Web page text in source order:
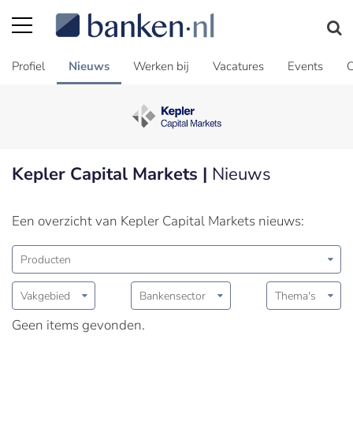
Profiel Nieuws Werken bij Vacatures Events
Kepler Capital Markets | Nieuws
Een overzicht van Kepler Capital Markets nieuws:
Producten
Vakgebied Bankensector Thema's
Geen items gevonden.